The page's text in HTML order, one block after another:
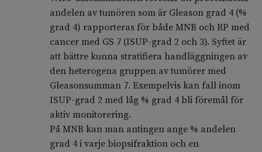
andelen av tumören som är Gleason grad 4 (%
grad 4) rapporteras för både MNB och RP med
cancer med GS 7 (ISUP-grad 2 och 3). Syftet är
att bättre kunna stratifiera handläggningen av
den heterogena gruppen av tumörer med
Gleasonsumman 7. Exempelvis kan fall inom
ISUP-grad 2 med låg % grad 4 bli föremål för
aktiv monitorering.
På MNB kan man antingen ange % andelen
grad 4 i varje biopsifraktion och en